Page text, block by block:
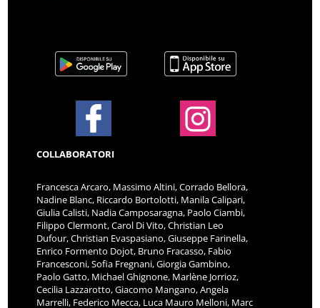
COLLABORATORI
Francesca Arcaro, Massimo Altini, Corrado Bellora,
Nadine Blanc, Riccardo Bortolotti, Manila Calipari,
Giulia Calisti, Nadia Camposaragna, Paolo Ciambi,
Filippo Clermont, Carol Di Vito, Christian Leo
Dufour, Christian Evaspasiano, Giuseppe Farinella,
Enrico Formento Dojot, Bruno Fracasso, Fabio
Francesconi, Sofia Fregnani, Giorgia Gambino,
Paolo Gatto, Michael Ghignone, Marlène Jorrioz,
Cecilia Lazzarotto, Giacomo Mangano, Angela
Marrelli, Federico Mecca, Luca Mauro Melloni, Marc